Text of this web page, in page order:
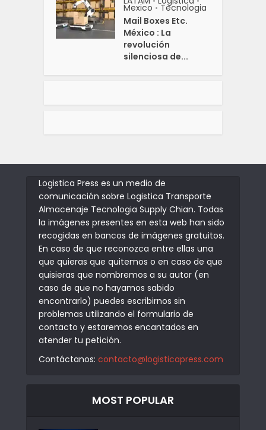
Mexico • Tecnologia
Mail Boxes Etc.
México : La
revolución
silenciosa de...
Logistica Press es un medio de
comunicación sobre Logistica Transporte
Almacenaje Tecnologia Supply Chian. Todas
la imágenes presentes en esta web han sido
recogidas en bancos de imágenes gratuitos.
En caso de que reconozca entre ellas una
que quieras que quitemos o en caso de que
quisieras que nombremos a su autor (en
caso de que no hayamos sabido
encontrarlo) puedes escribirnos sin
problemas utilizando el formulario de
contacto y estaremos encantados en
atender tu petición.
Contáctanos: contacto@logisticapress.com
MOST POPULAR